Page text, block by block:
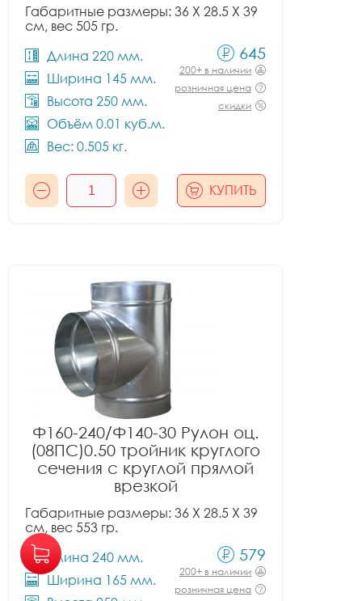
Габаритные размеры: 36 X 28.5 X 39
см, вес 505 гр.
Длина 220 мм.
Ширина 145 мм.
Высота 250 мм.
Объём 0.01 куб.м.
Вес: 0.505 кг.
645
200+ в наличии
розничная цена
скидки
КУПИТЬ
Ф160-240/Ф140-30 Рулон оц.
(08ПС)0.50 тройник круглого
сечения с круглой прямой
врезкой
Габаритные размеры: 36 X 28.5 X 39
см, вес 553 гр.
Длина 240 мм.
Ширина 165 мм.
579
200+ в наличии
розничная цена